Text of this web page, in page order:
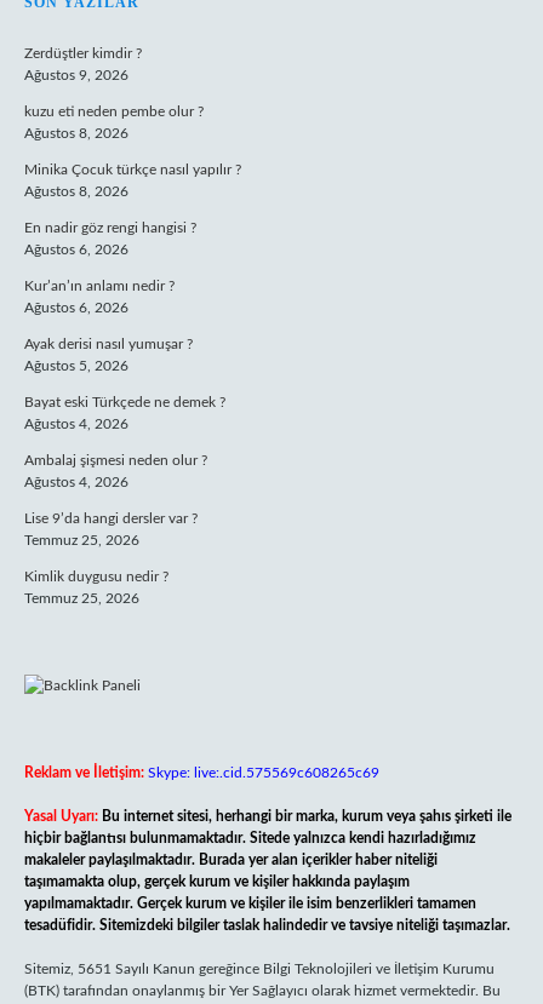
SIDEBAR
Zerdüştler kimdir ?
Ağustos 9, 2026
kuzu eti neden pembe olur ?
Ağustos 8, 2026
Minika Çocuk türkçe nasıl yapılır ?
Ağustos 8, 2026
En nadir göz rengi hangisi ?
Ağustos 6, 2026
Kur’an’ın anlamı nedir ?
Ağustos 6, 2026
Ayak derisi nasıl yumuşar ?
Ağustos 5, 2026
Bayat eski Türkçede ne demek ?
Ağustos 4, 2026
Ambalaj şişmesi neden olur ?
Ağustos 4, 2026
Lise 9’da hangi dersler var ?
Temmuz 25, 2026
Kimlik duygusu nedir ?
Temmuz 25, 2026
Reklam ve İletişim: Skype: live:.cid.575569c608265c69
Yasal Uyarı: Bu internet sitesi, herhangi bir marka, kurum veya şahıs şirketi ile
hiçbir bağlantısı bulunmamaktadır. Sitede yalnızca kendi hazırladığımız
makaleler paylaşılmaktadır. Burada yer alan içerikler haber niteliği
taşımamakta olup, gerçek kurum ve kişiler hakkında paylaşım
yapılmamaktadır. Gerçek kurum ve kişiler ile isim benzerlikleri tamamen
tesadüfidir. Sitemizdeki bilgiler taslak halindedir ve tavsiye niteliği taşımazlar.
Sitemiz, 5651 Sayılı Kanun gereğince Bilgi Teknolojileri ve İletişim Kurumu
(BTK) tarafından onaylanmış bir Yer Sağlayıcı olarak hizmet vermektedir. Bu